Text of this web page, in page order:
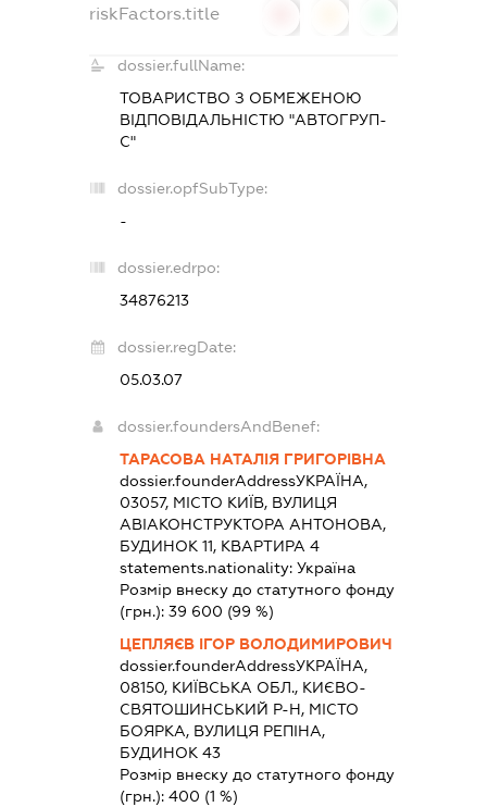
riskFactors.title
dossier.fullName:
ТОВАРИСТВО З ОБМЕЖЕНОЮ
ВІДПОВІДАЛЬНІСТЮ "АВТОГРУП-
С"
dossier.opfSubType:
-
dossier.edrpo:
34876213
dossier.regDate:
05.03.07
dossier.foundersAndBenef:
ТАРАСОВА НАТАЛІЯ ГРИГОРІВНА
dossier.founderAddressУКРАЇНА,
03057, МІСТО КИЇВ, ВУЛИЦЯ
АВІАКОНСТРУКТОРА АНТОНОВА,
БУДИНОК 11, КВАРТИРА 4
statements.nationality:Україна
Розмір внеску до статутного фонду
(грн.):39 600 (99 %)
ЦЕПЛЯЄВ ІГОР ВОЛОДИМИРОВИЧ
dossier.founderAddressУКРАЇНА,
08150, КИЇВСЬКА ОБЛ., КИЄВО-
СВЯТОШИНСЬКИЙ Р-Н, МІСТО
БОЯРКА, ВУЛИЦЯ РЕПІНА,
БУДИНОК 43
Розмір внеску до статутного фонду
(грн.):400 (1 %)